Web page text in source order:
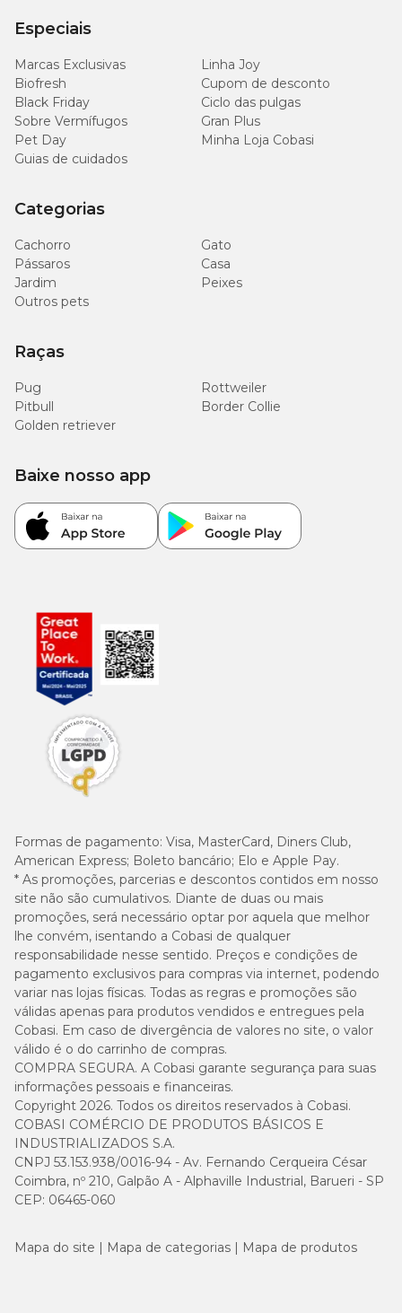
Especiais
Marcas Exclusivas
Linha Joy
Biofresh
Cupom de desconto
Black Friday
Ciclo das pulgas
Sobre Vermífugos
Gran Plus
Pet Day
Minha Loja Cobasi
Guias de cuidados
Categorias
Cachorro
Gato
Pássaros
Casa
Jardim
Peixes
Outros pets
Raças
Pug
Rottweiler
Pitbull
Border Collie
Golden retriever
Formas de pagamento: Visa, MasterCard, Diners Club,
American Express; Boleto bancário; Elo e Apple Pay.
* As promoções, parcerias e descontos contidos em nosso
site não são cumulativos. Diante de duas ou mais
promoções, será necessário optar por aquela que melhor
lhe convém, isentando a Cobasi de qualquer
responsabilidade nesse sentido. Preços e condições de
pagamento exclusivos para compras via internet, podendo
variar nas lojas físicas. Todas as regras e promoções são
válidas apenas para produtos vendidos e entregues pela
Cobasi. Em caso de divergência de valores no site, o valor
válido é o do carrinho de compras.
COMPRA SEGURA. A Cobasi garante segurança para suas
informações pessoais e financeiras.
Copyright 2026. Todos os direitos reservados à Cobasi.
COBASI COMÉRCIO DE PRODUTOS BÁSICOS E
INDUSTRIALIZADOS S.A.
CNPJ 53.153.938/0016-94 - Av. Fernando Cerqueira César
Coimbra, nº 210, Galpão A - Alphaville Industrial, Barueri - SP
CEP: 06465-060
Baixe nosso app
Mapa do site Mapa de categorias Mapa de produtos